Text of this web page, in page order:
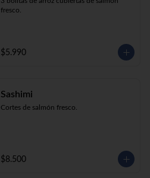
fresco.
$5.990
Sashimi
Cortes de salmón fresco.
$8.500